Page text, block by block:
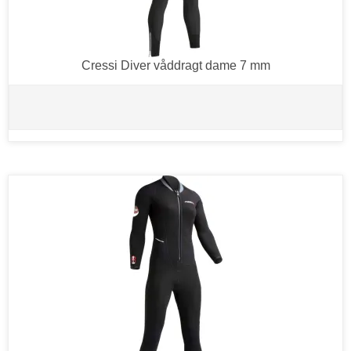
Cressi Diver våddragt dame 7 mm